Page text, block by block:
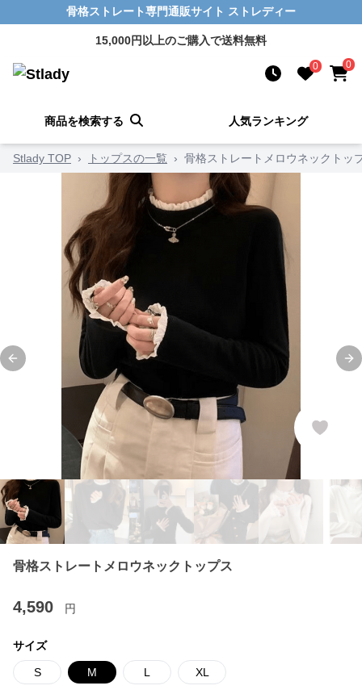
骨格ストレート専門通販サイト ストレディー
15,000円以上のご購入で送料無料
0 0
商品を検索する 人気ランキング
Stlady TOP › トップスの一覧 › 骨格ストレートメロウネックトッ
Previous slide
骨格ストレートメロウネックトップス
4,590 円
サイズ
S M L XL